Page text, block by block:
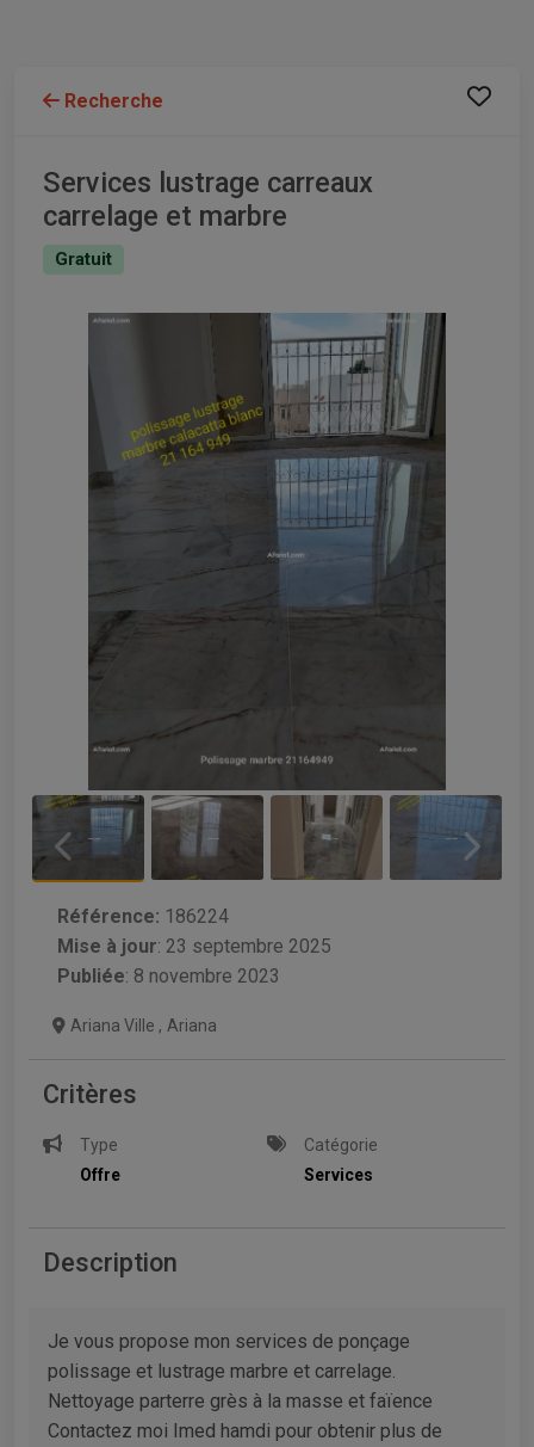
Recherche
Services lustrage carreaux
carrelage et marbre
Gratuit
Référence: 186224
Mise à jour: 23 septembre 2025
Publiée: 8 novembre 2023
Ariana Ville , Ariana
Critères
Type
Offre
Catégorie
Services
Description
Je vous propose mon services de ponçage
polissage et lustrage marbre et carrelage.
Nettoyage parterre grès à la masse et faïence
Contactez moi Imed hamdi pour obtenir plus de